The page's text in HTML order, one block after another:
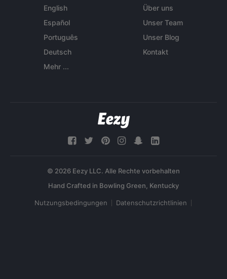
English
Español
Português
Deutsch
Mehr ...
Über uns
Unser Team
Unser Blog
Kontakt
© 2026 Eezy LLC. Alle Rechte vorbehalten
Nutzungsbedingungen Datenschutzrichtlinien